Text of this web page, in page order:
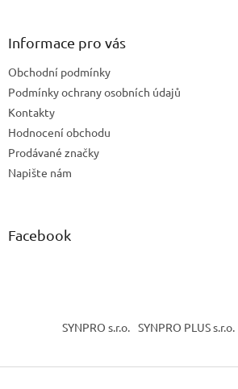
Informace pro vás
Obchodní podmínky
Podmínky ochrany osobních údajů
Kontakty
Hodnocení obchodu
Prodávané značky
Napište nám
Facebook
SYNPRO s.r.o. SYNPRO PLUS s.r.o.